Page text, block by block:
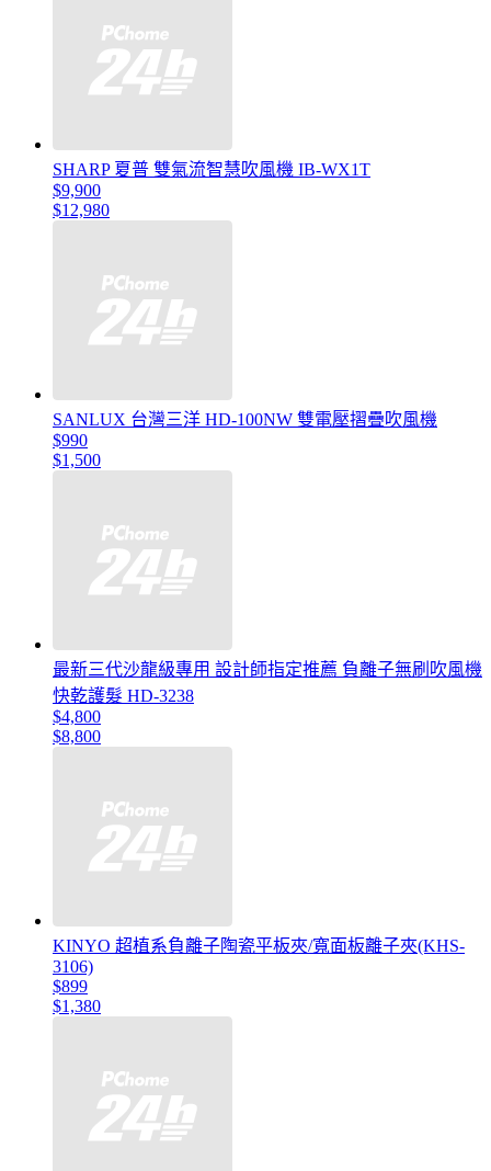
SHARP 夏普 雙氣流智慧吹風機 IB-WX1T
$9,900
$12,980
SANLUX 台灣三洋 HD-100NW 雙電壓摺疊吹風機
$990
$1,500
最新三代沙龍級專用 設計師指定推薦 負離子無刷吹風機
快乾護髮 HD-3238
$4,800
$8,800
KINYO 超植系負離子陶瓷平板夾/寬面板離子夾(KHS-
3106)
$899
$1,380